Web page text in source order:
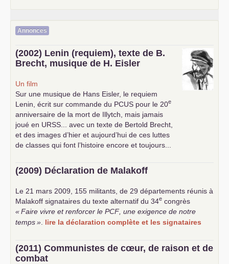
Annonces
(2002) Lenin (requiem), texte de B.
Brecht, musique de H. Eisler
Un film
Sur une musique de Hans Eisler, le requiem
Lenin, écrit sur commande du PCUS pour le 20e
anniversaire de la mort de Illytch, mais jamais
joué en URSS ... avec un texte de Bertold Brecht,
et des images d’hier et aujourd’hui de ces luttes
de classes qui font l’histoire encore et toujours...
(2009) Déclaration de Malakoff
Le 21 mars 2009, 155 militants, de 29 départements réunis à
Malakoff signataires du texte alternatif du 34e congrès
«Faire vivre et renforcer le PCF , une exigence de notre
temps» lire la déclaration complète et les signataires
(2011) Communistes de cœur, de raison et de
combat